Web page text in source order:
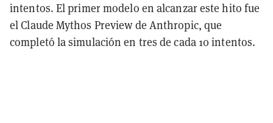
intentos. El primer modelo en alcanzar este hito fue
el Claude Mythos Preview de Anthropic, que
completó la simulación en tres de cada 10 intentos.